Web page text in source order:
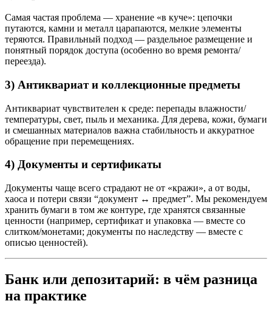
Самая частая проблема — хранение «в куче»: цепочки
путаются, камни и металл царапаются, мелкие элементы
теряются. Правильный подход — раздельное размещение и
понятный порядок доступа (особенно во время ремонта/
переезда).
3) Антиквариат и коллекционные предметы
Антиквариат чувствителен к среде: перепады влажности/
температуры, свет, пыль и механика. Для дерева, кожи, бумаги
и смешанных материалов важна стабильность и аккуратное
обращение при перемещениях.
4) Документы и сертификаты
Документы чаще всего страдают не от «кражи», а от воды,
хаоса и потери связи “документ ↔ предмет”. Мы рекомендуем
хранить бумаги в том же контуре, где хранятся связанные
ценности (например, сертификат и упаковка — вместе со
слитком/монетами; документы по наследству — вместе с
описью ценностей).
Банк или депозитарий: в чём разница
на практике